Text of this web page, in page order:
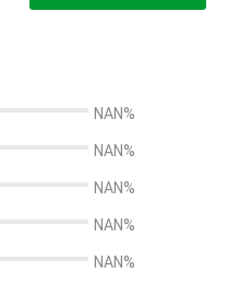
NAN%
NAN%
NAN%
NAN%
NAN%